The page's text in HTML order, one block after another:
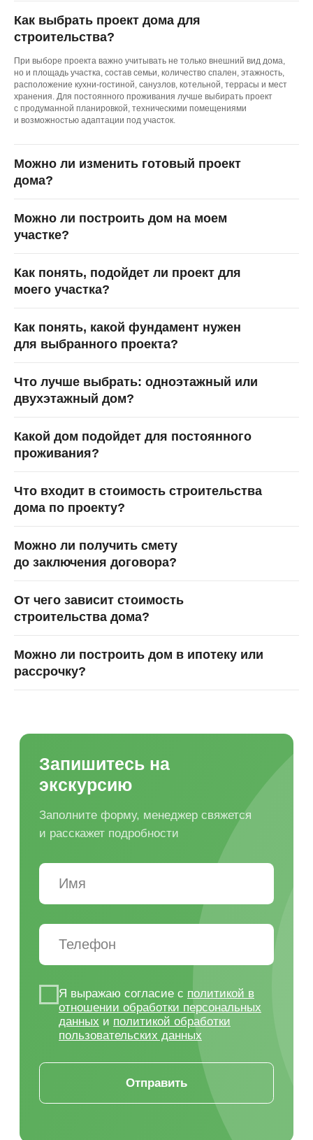
Как выбрать проект дома для
строительства?
При выборе проекта важно учитывать не только внешний вид дома,
но и площадь участка, состав семьи, количество спален, этажность,
расположение кухни-гостиной, санузлов, котельной, террасы и мест
хранения. Для постоянного проживания лучше выбирать проект
с продуманной планировкой, техническими помещениями
и возможностью адаптации под участок.
Можно ли изменить готовый проект
дома?
Можно ли построить дом на моем
участке?
Как понять, подойдет ли проект для
моего участка?
Как понять, какой фундамент нужен
для выбранного проекта?
Что лучше выбрать: одноэтажный или
двухэтажный дом?
Какой дом подойдет для постоянного
проживания?
Что входит в стоимость строительства
дома по проекту?
Можно ли получить смету
до заключения договора?
От чего зависит стоимость
строительства дома?
Можно ли построить дом в ипотеку или
рассрочку?
Написать директору
информационный характер и ни при каких условиях не
является публичной офертой, определяемой
положениями Статьи 437(2) Гражданского кодекса
Российской Федерации.
К нашему сайту подключен сервис веб-аналитики Яндекс.
Метрика, использующий cookie. Оставаясь на сайте,
вы даете свое Согласие на обработку персональных
данных с помощью этого сервиса в порядке, указанном
Есть жалоба или предложение?